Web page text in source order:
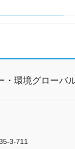
環境グローバ
3-711